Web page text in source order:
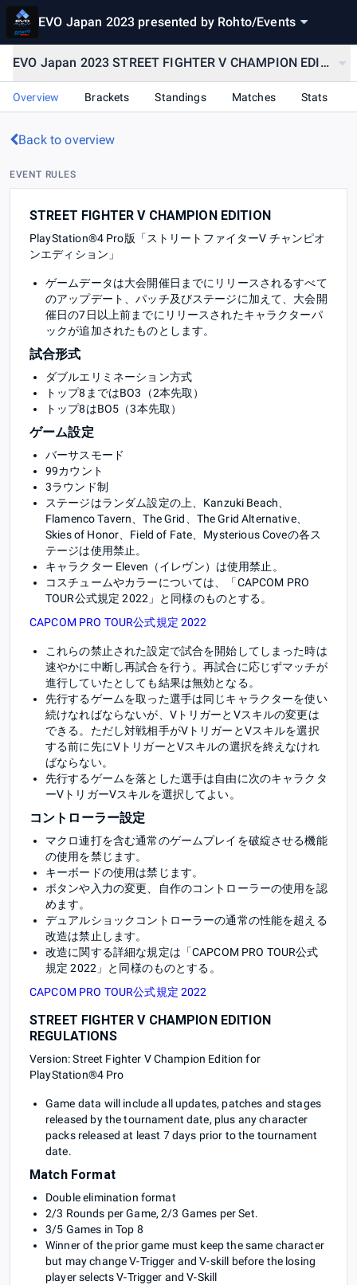
EVO Japan 2023 presented by Rohto/Events
EVO Japan 2023 STREET FIGHTER V CHAMPION EDITION
Overview Brackets Standings Matches Stats
Back to overview
EVENT RULES
STREET FIGHTER V CHAMPION EDITION
PlayStation®4 Pro版「ストリートファイターV チャンピオ
ンエディション」
ゲームデータは大会開催日までにリリースされるすべて
のアップデート、パッチ及びステージに加えて、大会開
催日の7日以上前までにリリースされたキャラクターパ
ックが追加されたものとします。
試合形式
ダブルエリミネーション方式
トップ8まではBO3（2本先取）
トップ8はBO5（3本先取）
ゲーム設定
バーサスモード
99カウント
3ラウンド制
ステージはランダム設定の上、Kanzuki Beach、
Flamenco Tavern、The Grid、The Grid Alternative、
Skies of Honor、Field of Fate、Mysterious Coveの各ス
テージは使用禁止。
キャラクター Eleven（イレヴン）は使用禁止。
コスチュームやカラーについては、「CAPCOM PRO
TOUR公式規定 2022」と同様のものとする。
CAPCOM PRO TOUR公式規定 2022
これらの禁止された設定で試合を開始してしまった時は
速やかに中断し再試合を行う。再試合に応じずマッチが
進行していたとしても結果は無効となる。
先行するゲームを取った選手は同じキャラクターを使い
続けなればならないが、VトリガーとVスキルの変更は
できる。ただし対戦相手がVトリガーとVスキルを選択
する前に先にVトリガーとVスキルの選択を終えなけれ
ばならない。
先行するゲームを落とした選手は自由に次のキャラクタ
ーVトリガーVスキルを選択してよい。
コントローラー設定
マクロ連打を含む通常のゲームプレイを破綻させる機能
の使用を禁じます。
キーボードの使用は禁じます。
ボタンや入力の変更、自作のコントローラーの使用を認
めます。
デュアルショックコントローラーの通常の性能を超える
改造は禁止します。
改造に関する詳細な規定は「CAPCOM PRO TOUR公式
規定 2022」と同様のものとする。
CAPCOM PRO TOUR公式規定 2022
STREET FIGHTER V CHAMPION EDITION
REGULATIONS
Version: Street Fighter V Champion Edition for
PlayStation®4 Pro
Game data will include all updates, patches and stages
released by the tournament date, plus any character
packs released at least 7 days prior to the tournament
date.
Match Format
Double elimination format
2/3 Rounds per Game, 2/3 Games per Set.
3/5 Games in Top 8
Winner of the prior game must keep the same character
but may change V-Trigger and V-skill before the losing
player selects V-Trigger and V-Skill